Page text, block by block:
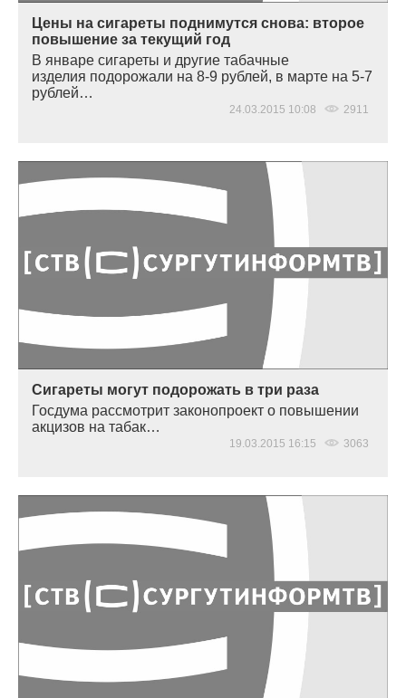
Цены на сигареты поднимутся снова: второе
повышение за текущий год
В январе сигареты и другие табачные
изделия подорожали на 8-9 рублей, в марте на 5-7
рублей…
24.03.2015 10:08 2911
Сигареты могут подорожать в три раза
Госдума рассмотрит законопроект о повышении
акцизов на табак…
19.03.2015 16:15 3063